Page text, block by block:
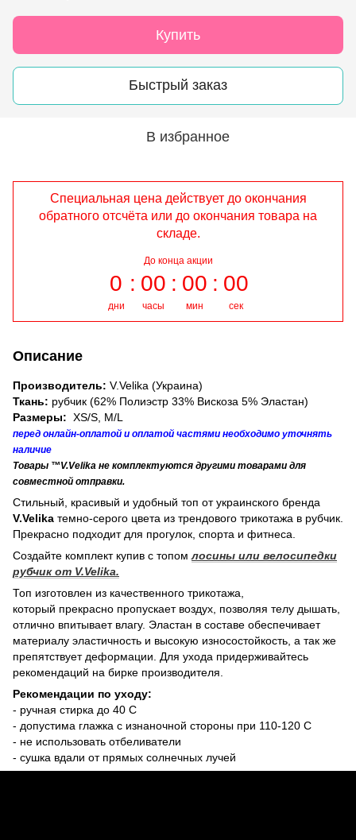
Купить
Быстрый заказ
В избранное
Специальная цена действует до окончания
обратного отсчёта или до окончания товара на
складе.
До конца акции
0
дни
00
часы
00
мин
00
сек
Описание
Производитель: V.Velika (Украина)
Ткань: рубчик (62% Полиэстр 33% Вискоза 5% Эластан)
Размеры: XS/S, М/L
перед онлайн-оплатой и оплатой частями необходимо уточнять
наличие
Товары ™V.Velika не комплектуются другими товарами для
совместной отправки.
Стильный, красивый и удобный топ от украинского бренда
V.Velika темно-серого цвета из трендового трикотажа в рубчик.
Прекрасно подходит для прогулок, спорта и фитнеса.
Создайте комплект купив с топомлосины или велосипедки
рубчик от V.Velika.
Топ изготовлен из качественного трикотажа,
который прекрасно пропускает воздух, позволяя телу дышать,
отлично впитывает влагу. Эластан в составе обеспечивает
материалу эластичность и высокую износостойкость, а так же
препятствует деформации. Для ухода придерживайтесь
рекомендаций на бирке производителя.
Рекомендации по уходу:
- ручная стирка до 40 С
- допустима глажка с изнаночной стороны при 110-120 С
- не использовать отбеливатели
- сушка вдали от прямых солнечных лучей